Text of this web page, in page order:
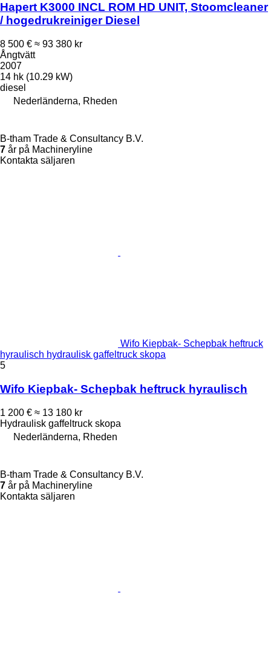
Hapert K3000 INCL ROM HD UNIT, Stoomcleaner
/ hogedrukreiniger Diesel
8 500 € ≈ 93 380 kr
Ångtvätt
2007
14 hk (10.29 kW)
diesel
Nederländerna, Rheden
B-tham Trade & Consultancy B.V.
7 år på Machineryline
Kontakta säljaren
Wifo Kiepbak- Schepbak heftruck
hyraulisch hydraulisk gaffeltruck skopa
5
Wifo Kiepbak- Schepbak heftruck hyraulisch
1 200 € ≈ 13 180 kr
Hydraulisk gaffeltruck skopa
Nederländerna, Rheden
B-tham Trade & Consultancy B.V.
7 år på Machineryline
Kontakta säljaren